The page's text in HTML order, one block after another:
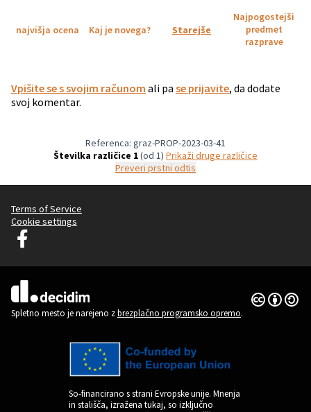
najvišja ocena Kaj je novega? Starejše
Najpogostejši
predmet
razprave
Vpišite se s svojim računom ali pa se prijavite, da dodate
svoj komentar.
Referenca: graz-PROP-2023-03-41
Številka različice 1(od 1)
Prikaži druge različice
Preveri prstni odtis
Terms of Service
Cookie settings
Graz Gemeinsam Gestalten na Facebooku
(Zunanja povezava)
Spletno mesto je narejeno zbrezplačno programsko opremo.
Dovoljenja
(Zunanja
So-financirano s strani Evropske unije. Mnenja
in stališča, izražena tukaj, so izključno